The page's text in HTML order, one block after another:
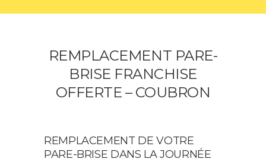
REMPLACEMENT PARE-
BRISE FRANCHISE
OFFERTE – COUBRON
REMPLACEMENT DE VOTRE
PARE-BRISE DANS LA JOURNÉE